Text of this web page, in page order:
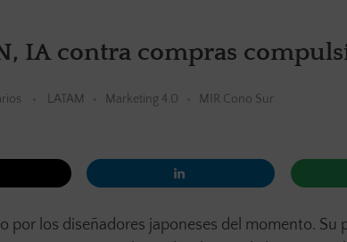
IA contra compras
LATAM Marketing 4.0 MIR Cono Sur
por los diseñadores japoneses del momento. Su